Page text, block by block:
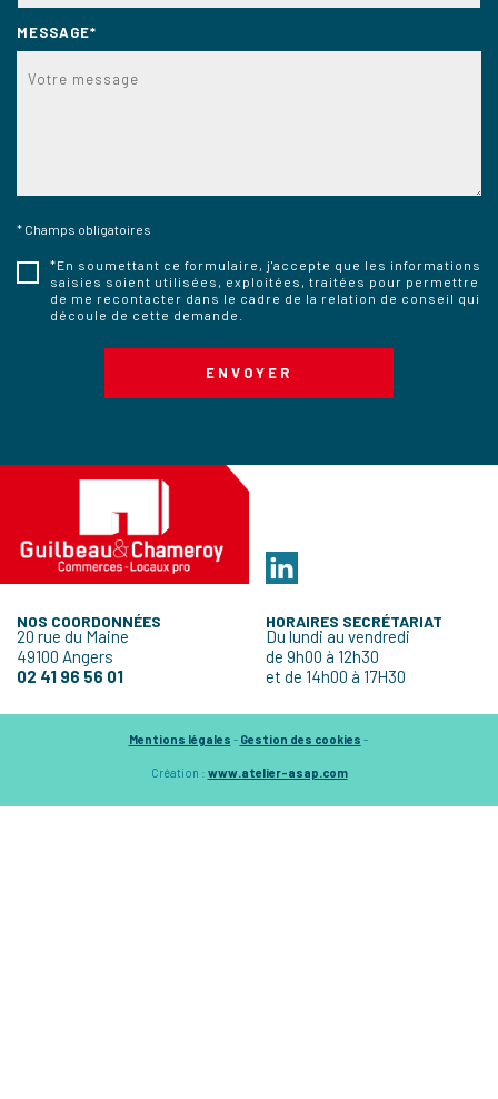
MESSAGE*
* Champs obligatoires
*En soumettant ce formulaire, j'accepte que les informations
saisies soient utilisées, exploitées, traitées pour permettre
de me recontacter dans le cadre de la relation de conseil qui
découle de cette demande.
NOS COORDONNÉES
20 rue du Maine
49100 Angers
02 41 96 56 01
HORAIRES SECRÉTARIAT
Du lundi au vendredi
de 9h00 à 12h30
et de 14h00 à 17H30
Mentions légales - Gestion des cookies -
Création : www.atelier-asap.com